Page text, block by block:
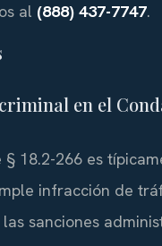
al (888) 437-7747.
en el
§ 18.2-266 es
infracción de
sanciones